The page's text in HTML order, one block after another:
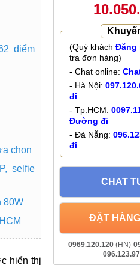
điểm
chọn
selfie
80W
hiển thị
(Quý khách Đăng
tra đơn hàng)
- Chat online:
- Hà Nội:
đi
- Tp.HCM:
Đường đi
- Đà Nẵng:
đi
CHAT
ĐẶT
0969.120.120 (HN)